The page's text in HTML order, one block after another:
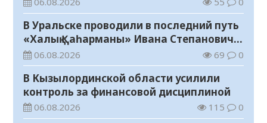
В Уральске проводили в последний путь
«Халық Қаһарманы» Ивана Степановича
Гапича
06.08.2026 69 0
В Кызылординской области усилили
контроль за финансовой дисциплиной
06.08.2026 115 0